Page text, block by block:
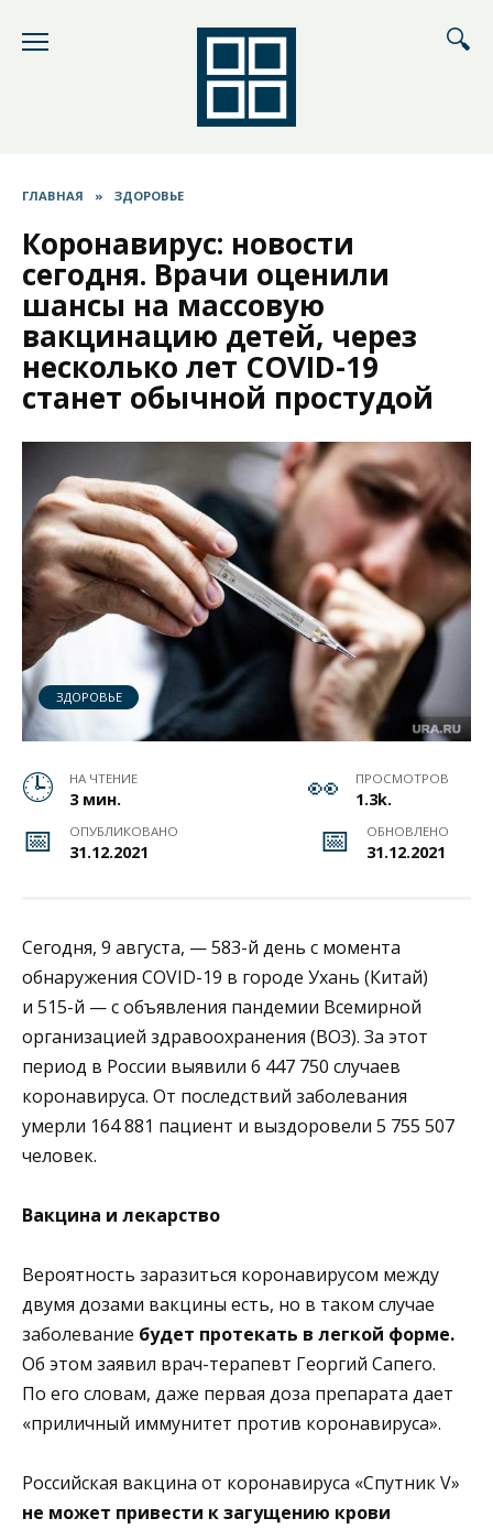
ГЛАВНАЯ » ЗДОРОВЬЕ
Коронавирус: новости
сегодня. Врачи оценили
шансы на массовую
вакцинацию детей, через
несколько лет COVID-19
станет обычной простудой
ЗДОРОВЬЕ
НА ЧТЕНИЕ
3 мин.
ПРОСМОТРОВ
1.3k.
ОПУБЛИКОВАНО
31.12.2021
ОБНОВЛЕНО
31.12.2021
Сегодня, 9 августа, — 583-й день с момента
обнаружения COVID-19 в городе Ухань (Китай)
и 515-й — с объявления пандемии Всемирной
организацией здравоохранения (ВОЗ). За этот
период в России выявили 6 447 750 случаев
коронавируса. От последствий заболевания
умерли 164 881 пациент и выздоровели 5 755 507
человек.
Вакцина и лекарство
Вероятность заразиться коронавирусом между
двумя дозами вакцины есть, но в таком случае
заболевание будет протекать в легкой форме.
Об этом заявил врач-терапевт Георгий Сапего.
По его словам, даже первая доза препарата дает
«приличный иммунитет против коронавируса».
Российская вакцина от коронавируса «Спутник V»
не может привести к загущению крови